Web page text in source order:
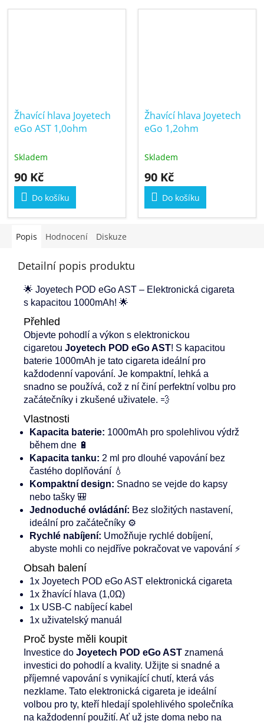
Žhavící hlava Joyetech
eGo AST 1,0ohm
Skladem
90 Kč
Do košíku
Žhavící hlava Joyetech
eGo 1,2ohm
Skladem
90 Kč
Do košíku
Popis Hodnocení Diskuze
Detailní popis produktu
🌟 Joyetech POD eGo AST – Elektronická cigareta
s kapacitou 1000mAh! 🌟
Přehled
Objevte pohodlí a výkon s elektronickou
cigaretou Joyetech POD eGo AST! S kapacitou
baterie 1000mAh je tato cigareta ideální pro
každodenní vapování. Je kompaktní, lehká a
snadno se používá, což z ní činí perfektní volbu pro
začátečníky i zkušené uživatele. 💨
Vlastnosti
Kapacita baterie: 1000mAh pro spolehlivou výdrž
během dne 🔋
Kapacita tanku: 2 ml pro dlouhé vapování bez
častého doplňování 💧
Kompaktní design: Snadno se vejde do kapsy
nebo tašky 🎒
Jednoduché ovládání: Bez složitých nastavení,
ideální pro začátečníky ⚙️
Rychlé nabíjení: Umožňuje rychlé dobíjení,
abyste mohli co nejdříve pokračovat ve vapování ⚡
Obsah balení
1x Joyetech POD eGo AST elektronická cigareta
1x žhavící hlava (1,0Ω)
1x USB-C nabíjecí kabel
1x uživatelský manuál
Proč byste měli koupit
Investice do Joyetech POD eGo AST znamená
investici do pohodlí a kvality. Užijte si snadné a
příjemné vapování s vynikající chutí, která vás
nezklame. Tato elektronická cigareta je ideální
volbou pro ty, kteří hledají spolehlivého společníka
na každodenní použití. Ať už jste doma nebo na